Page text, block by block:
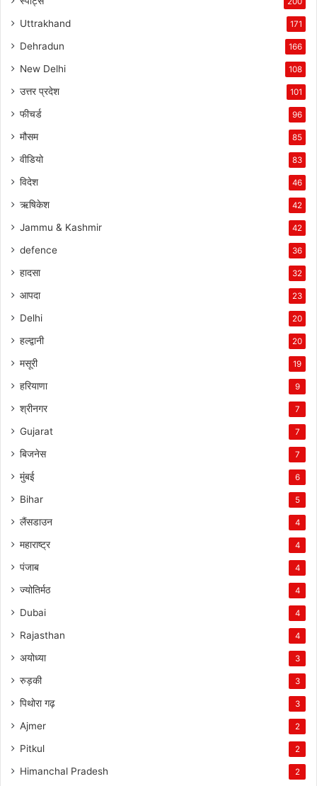
Uttrakhand 171
Dehradun 166
New Delhi 108
उत्तर प्रदेश 101
फीचर्ड 96
मौसम 85
वीडियो 83
विदेश 46
ऋषिकेश 42
Jammu & Kashmir 42
defence 36
हादसा 32
आपदा 23
Delhi 20
हल्द्वानी 20
मसूरी 19
हरियाणा 9
श्रीनगर 7
Gujarat 7
बिजनेस 7
मुंबई 6
Bihar 5
लैंसडाउन 4
महाराष्ट्र 4
पंजाब 4
ज्योतिर्मठ 4
Dubai 4
Rajasthan 4
अयोध्या 3
रुड़की 3
पिथोरा गढ़ 3
Ajmer 2
Pitkul 2
Himanchal Pradesh 2